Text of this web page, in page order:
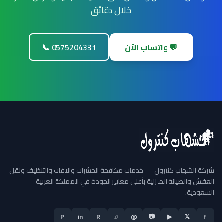
خلال دقائق
💬 واتساب الآن 📞 0575204331
شركة الشهاب كنترول — خدمات مكافحة الحشرات والآفات والتنظيف ونقل
العفش والصيانة المنزلية بأعلى معايير الجودة في المملكة العربية
السعودية.
f
𝕏
▶
📷
@
♫
R
in
P